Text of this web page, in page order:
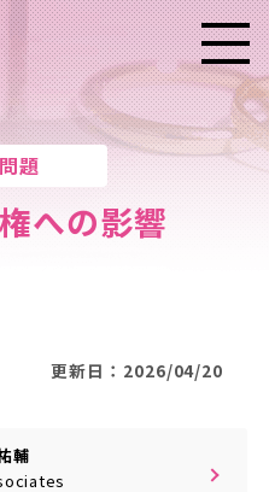
メニ
題
への影響
更新日：2026/04/20
輔